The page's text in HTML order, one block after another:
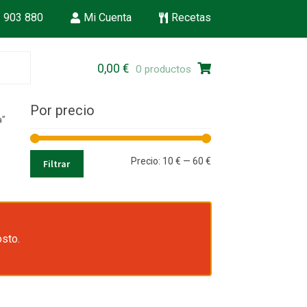
903 880 Mi Cuenta Recetas
aal
0,00€ 0 productos
Por precio
Precio
Precio
Filtrar Precio: 10 € — 60 €